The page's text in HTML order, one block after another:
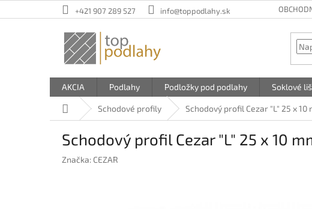
na
+421 907 289 527 info@toppodlahy.sk
AKCIA Podlahy Podložky pod podlahy Soklové
DomovSchodové profily Schodový profil Cezar "L" 25 x 10
Schodový profil Cezar "L" 25 x 10
Značka: CEZAR